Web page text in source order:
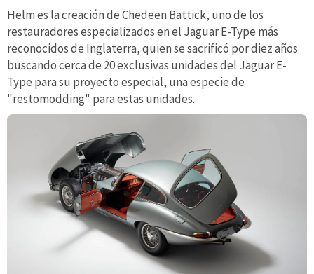
Helm es la creación de Chedeen Battick, uno de los
restauradores especializados en el Jaguar E-Type más
reconocidos de Inglaterra, quien se sacrificó por diez años
buscando cerca de 20 exclusivas unidades del Jaguar E-
Type para su proyecto especial, una especie de
"restomodding" para estas unidades.